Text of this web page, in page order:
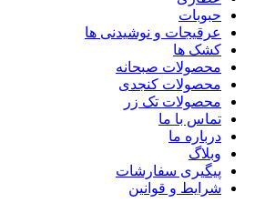
حبوبات
عرقیجات و نوشیدنی ها
کشک ها
محصولات صبحانه
محصولات کنجدی
محصولات تک زر
تماس با ما
درباره ما
وبلاگ
پیگیری سفارشات
شرایط و قوانین